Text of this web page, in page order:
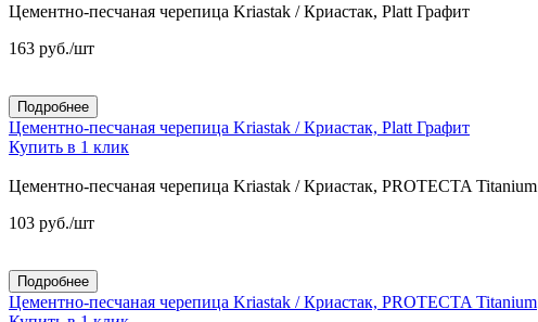
Цементно-песчаная черепица Kriastak / Криастак, Platt Графит
163 руб./шт
Подробнее
Цементно-песчаная черепица Kriastak / Криастак, Platt Графит
Купить в 1 клик
Цементно-песчаная черепица Kriastak / Криастак, PROTECTA Titanium
103 руб./шт
Подробнее
Цементно-песчаная черепица Kriastak / Криастак, PROTECTA Titanium